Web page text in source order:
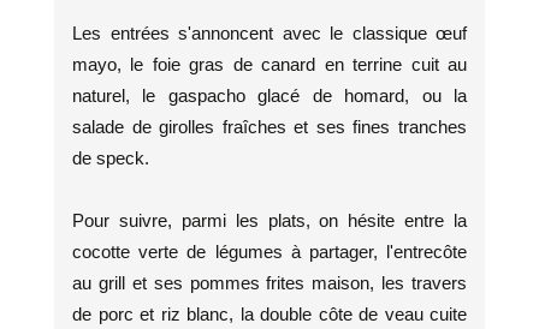
Les entrées s'annoncent avec le classique œuf
mayo, le foie gras de canard en terrine cuit au
naturel, le gaspacho glacé de homard, ou la
salade de girolles fraîches et ses fines tranches
de speck.
Pour suivre, parmi les plats, on hésite entre la
cocotte verte de légumes à partager, l'entrecôte
au grill et ses pommes frites maison, les travers
de porc et riz blanc, la double côte de veau cuite